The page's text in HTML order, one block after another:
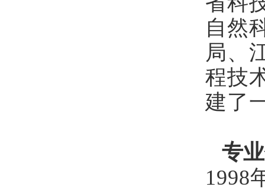
自然
局、
程技
建了
专
1998